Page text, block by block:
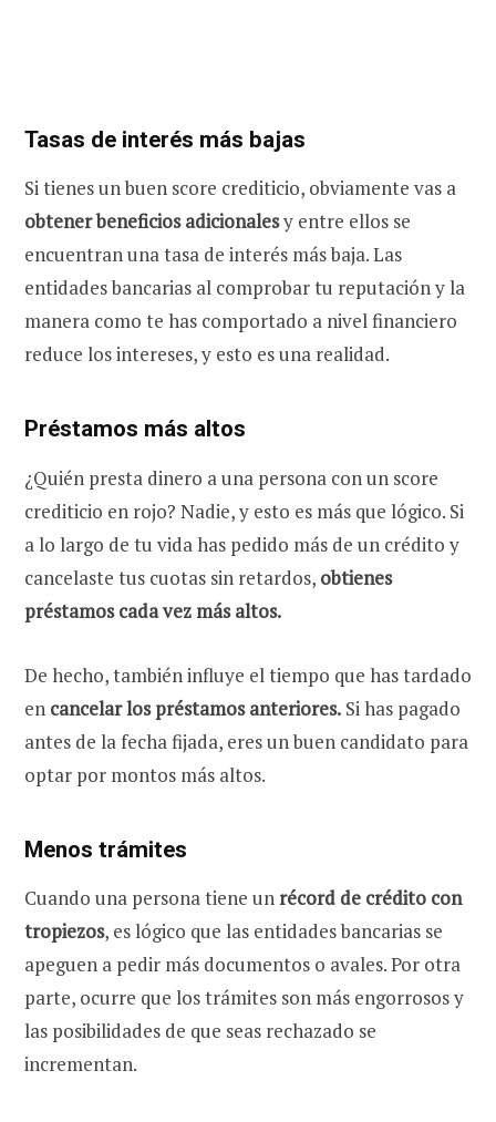
Tasas de interés más bajas
Si tienes un buen score crediticio, obviamente vas a
obtener beneficios adicionalesy entre ellos se
encuentran una tasa de interés más baja. Las
entidades bancarias al comprobar tu reputación y la
manera como te has comportado a nivel financiero
reduce los intereses, y esto es una realidad.
Préstamos más altos
¿Quién presta dinero a una persona con un score
crediticio en rojo? Nadie, y esto es más que lógico. Si
a lo largo de tu vida has pedido más de un crédito y
cancelaste tus cuotas sin retardos, obtienes
préstamos cada vez más altos.
De hecho, también influye el tiempo que has tardado
en cancelar los préstamos anteriores. Si has pagado
antes de la fecha fijada, eres un buen candidato para
optar por montos más altos.
Menos trámites
Cuando una persona tiene un récord de crédito con
tropiezos, es lógico que las entidades bancarias se
apeguen a pedir más documentos o avales. Por otra
parte, ocurre que los trámites son más engorrosos y
las posibilidades de que seas rechazado se
incrementan.